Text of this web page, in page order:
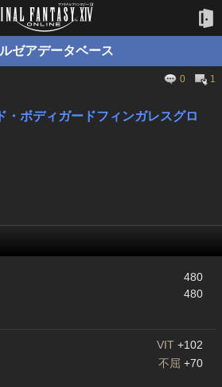
ゼアデータベース
0
1
・ボディガードフィンガレスグロ
480
480
VIT +102
不屈 +70